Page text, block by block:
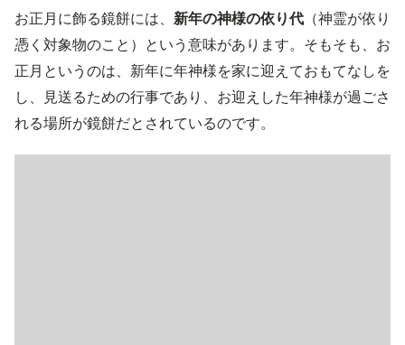
お正月に飾る鏡餅には、 新年の神様の依り代 （神霊が依り
憑く対象物のこと）という意味があります。そもそも、お
正月というのは、新年に年神様を家に迎えておもてなしを
し、見送るための行事であり、お迎えした年神様が過ごさ
れる場所が鏡餅だとされているのです。